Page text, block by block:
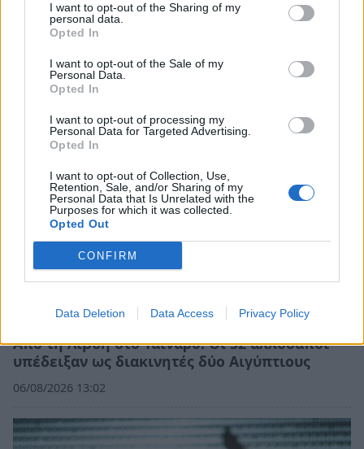
I want to opt-out of the Sharing of my
personal data.
Opted In
I want to opt-out of the Sale of my
Personal Data.
Opted In
I want to opt-out of processing my
Personal Data for Targeted Advertising.
Opted In
I want to opt-out of Collection, Use,
Retention, Sale, and/or Sharing of my
Personal Data that Is Unrelated with the
Purposes for which it was collected.
Opted Out
CONFIRM
Data Deletion Data Access Privacy Policy
Σχετικά Άρθρα
Από τη Λιβύη στο Ταίναρο: Οι 32 αλλοδαποί
υπέδειξαν ως διακινητές δύο Αιγύπτιους
06/08/2026 13:02